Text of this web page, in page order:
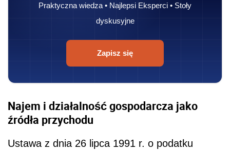
Praktyczna wiedza • Najlepsi Eksperci • Stoły
dyskusyjne
Zapisz się
Najem i działalność gospodarcza jako
źródła przychodu
Ustawa z dnia 26 lipca 1991 r. o podatku